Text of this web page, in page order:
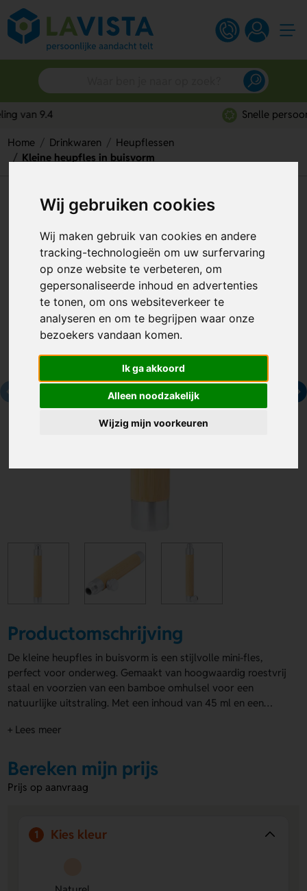
Wij gebruiken cookies
Wij maken gebruik van cookies en andere
tracking-technologieën om uw surfervaring
op onze website te verbeteren, om
gepersonaliseerde inhoud en advertenties
te tonen, om ons websiteverkeer te
analyseren en om te begrijpen waar onze
bezoekers vandaan komen.
Ik ga akkoord
Alleen noodzakelijk
Wijzig mijn voorkeuren
Snelle persoonlijke service
Home Drinkwaren
Heupflessen
Kleine heupfles in buisvorm
Kleine heupfles in buisvorm
Productomschrijving
De kleine heupfles in buisvorm is een stijlvolle mini-fles,
perfect voor onderweg. Gemaakt van hoogwaardig roestvrij
staal en voorzien van een bamboe omhulsel voor een
natuurlijke uitstraling. Met een inhoud van 45 ml en een
praktisch. Verkrijgbaar in een rustieke bamboekleur die bij
met jouw logo of tekst. Ideaal om je merk op een subtiele
manier te promoten. Een perfect relatiegeschenk, de
bedrukte heupflessen
+ Lees meer
Bereken mijn prijs
Prijs op aanvraag
1 Kies kleur